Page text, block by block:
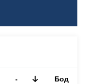
- Бод